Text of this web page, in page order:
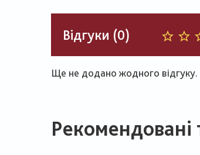
Відгуки (0)
Ще не додано жодного
Рекомендовані